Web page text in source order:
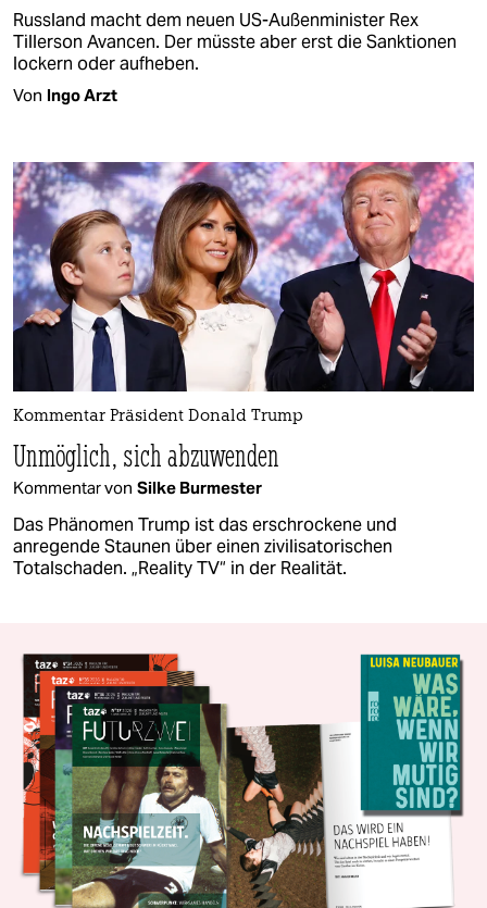
Russland macht dem neuen US-Außenminister Rex
Tillerson Avancen. Der müsste aber erst die Sanktionen
lockern oder aufheben.
Von Ingo Arzt
Kommentar Präsident Donald Trump
Unmöglich, sich abzuwenden
Kommentar von Silke Burmester
Das Phänomen Trump ist das erschrockene und
anregende Staunen über einen zivilisatorischen
Totalschaden. „Reality TV“ in der Realität.